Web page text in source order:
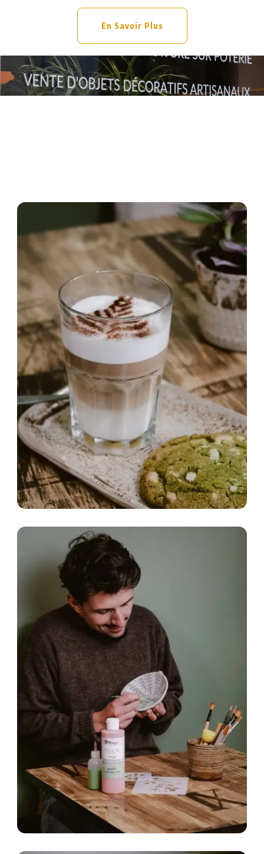
En Savoir Plus